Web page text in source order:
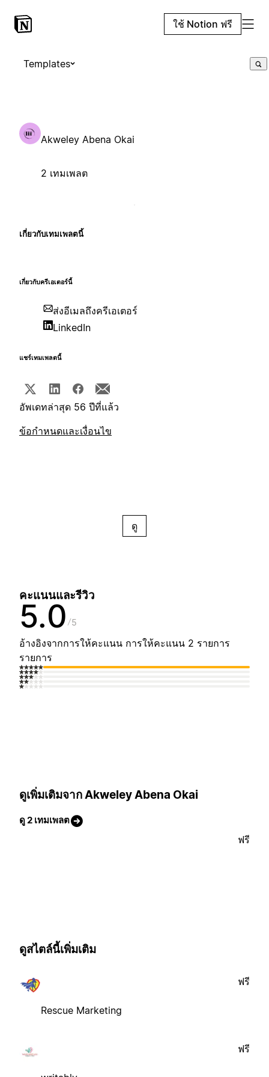
ใช้ Notion ฟรี
Templates
Akweley Abena Okai
2 เทมเพลต
เกี่ยวกับเทมเพลตนี้
เกี่ยวกับครีเอเตอร์นี้
ส่งอีเมลถึงครีเอเตอร์
LinkedIn
แชร์เทมเพลตนี้
อัพเดทล่าสุด 56 ปีที่แล้ว
ข้อกำหนดและเงื่อนไข
ดู
คะแนนและรีวิว
5.0 5
อ้างอิงจากการให้คะแนน การให้คะแนน 2 รายการ
รายการ
ดูเพิ่มเติมจาก Akweley Abena Okai
ดู 2 เทมเพลต
ฟรี
ดูสไตล์นี้เพิ่มเติม
Rescue Marketing
ฟรี
ฟรี